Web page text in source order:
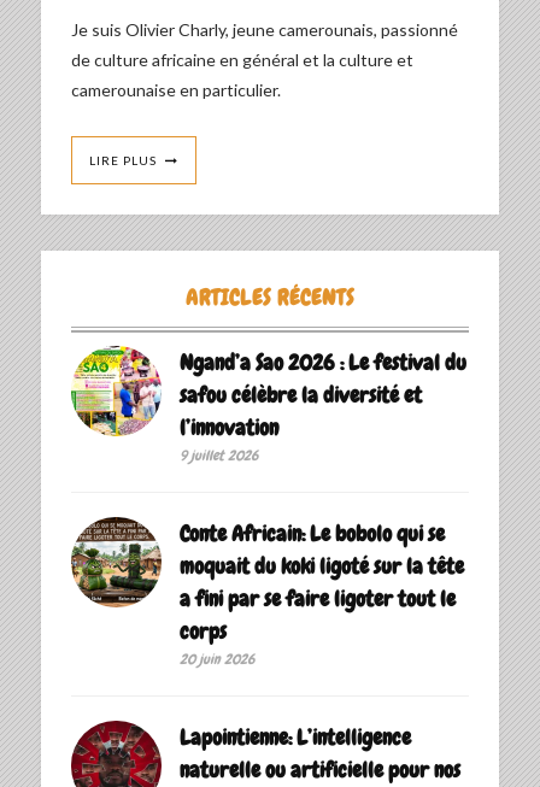
Je suis Olivier Charly, jeune camerounais, passionné
de culture africaine en général et la culture et
camerounaise en particulier.
LIRE PLUS
ARTICLES RÉCENTS
Ngand’a Sao 2026 : Le festival du
safou célèbre la diversité et
l’innovation
9 juillet 2026
Conte Africain: Le bobolo qui se
moquait du koki ligoté sur la tête
a fini par se faire ligoter tout le
corps
20 juin 2026
Lapointienne: L’intelligence
naturelle ou artificielle pour nos